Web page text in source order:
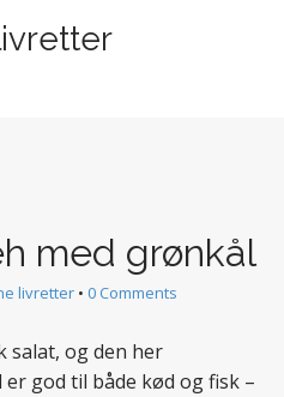
med grønkål
livretter • 0 Comments
salat, og den her
god til både kød og fisk –